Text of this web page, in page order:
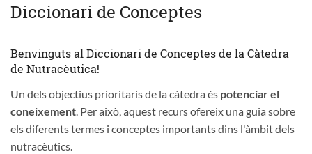
Diccionari de Conceptes
Benvinguts al Diccionari de Conceptes de la Càtedra
de Nutracèutica!
Un dels objectius prioritaris de la càtedra és potenciar el
coneixement. Per això, aquest recurs ofereix una guia sobre
els diferents termes i conceptes importants dins l'àmbit dels
nutracèutics.